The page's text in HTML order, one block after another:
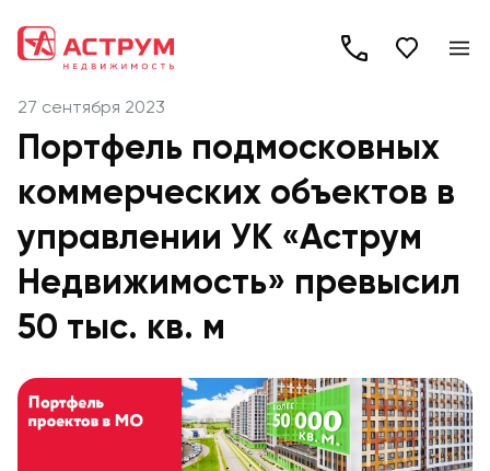
19-
82
27 сентября 2023
Портфель подмосковных
коммерческих объектов в
управлении УК «Аструм
Недвижимость» превысил
50 тыс. кв. м